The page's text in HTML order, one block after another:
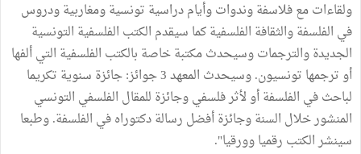
ولقاءات مع فلاسفة وندوات وأيام دراسية تونسية ومغاربية ودروس
في الفلسفة والثقافة الفلسفية كما سيقدم الكتب الفلسفية التونسية
الجديدة والترجمات وسيحدث مكتبة خاصة بالكتب الفلسفية التي ألفها
أو ترجمها تونسيون. وسيحدث المعهد 3 جوائز: جائزة سنوية تكريما
لباحث في الفلسفة أو لأثر فلسفي وجائزة للمقال الفلسفي التونسي
المنشور خلال السنة وجائزة أفضل رسالة دكتوراه في الفلسفة. وطبعا
سينشر الكتب رقميا وورقيا".